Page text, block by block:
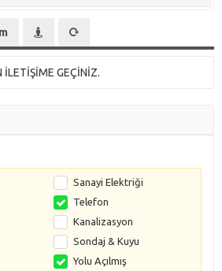
İLETİŞİME GEÇİNİZ.
Sanayi Elektriği
Telefon
Kanalizasyon
Sondaj & Kuyu
Yolu Açılmış